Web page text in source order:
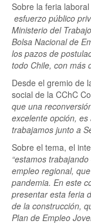
Sobre la feria
esfuerzo público
Ministerio del
Bolsa Nacional de
los pazos de
todo Chile, con más
Desde el gremio de
social de la CChC
que una
excelente opción,
trabajamos junto a
Sobre el tema, el
“estamos
empleo regional,
pandemia. En este
presentar esta feria
de la construcción,
Plan de Empleo